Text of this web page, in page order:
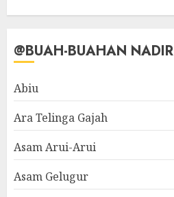
@BUAH-BUAHAN NADIR
Abiu
Ara Telinga Gajah
Asam Arui-Arui
Asam Gelugur